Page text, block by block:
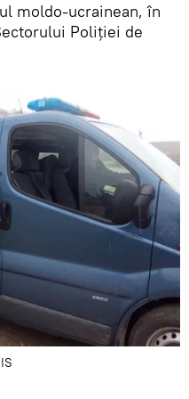
moldo-ucrainean, în
Poliţiei de